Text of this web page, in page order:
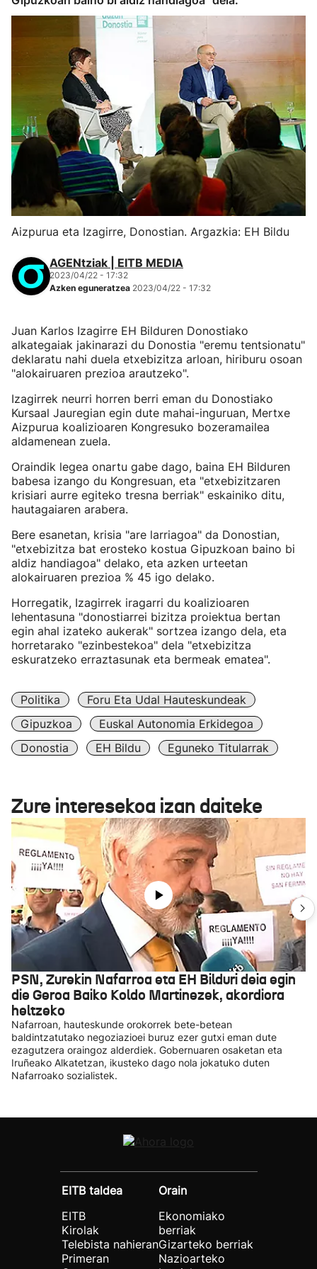
Aizpurua eta Izagirre, Donostian. Argazkia: EH Bildu
AGENtziak | EITB MEDIA
2023/04/22 - 17:32
Azken eguneratzea 2023/04/22 - 17:32
Juan Karlos Izagirre EH Bilduren Donostiako
alkategaiak jakinarazi du Donostia "eremu tentsionatu"
deklaratu nahi duela etxebizitza arloan, hiriburu osoan
"alokairuaren prezioa arautzeko".
Izagirrek neurri horren berri eman du Donostiako
Kursaal Jauregian egin dute mahai-inguruan, Mertxe
Aizpurua koalizioaren Kongresuko bozeramailea
aldamenean zuela.
Oraindik legea onartu gabe dago, baina EH Bilduren
babesa izango du Kongresuan, eta "etxebizitzaren
krisiari aurre egiteko tresna berriak" eskainiko ditu,
hautagaiaren arabera.
Bere esanetan, krisia "are larriagoa" da Donostian,
"etxebizitza bat erosteko kostua Gipuzkoan baino bi
aldiz handiagoa" delako, eta azken urteetan
alokairuaren prezioa % 45 igo delako.
Horregatik, Izagirrek iragarri du koalizioaren
lehentasuna "donostiarrei bizitza proiektua bertan
egin ahal izateko aukerak" sortzea izango dela, eta
horretarako "ezinbestekoa" dela "etxebizitza
eskuratzeko erraztasunak eta bermeak ematea".
Politika
Foru Eta Udal Hauteskundeak
Gipuzkoa
Euskal Autonomia Erkidegoa
Donostia
EH Bildu Eguneko Titularrak
Zure interesekoa izan daiteke
PSN, Zurekin Nafarroa eta EH Bilduri deia egin
die Geroa Baiko Koldo Martinezek, akordiora
heltzeko
Nafarroan, hauteskunde orokorrek bete-betean
baldintzatutako negoziazioei buruz ezer gutxi eman dute
ezagutzera oraingoz alderdiek. Gobernuaren osaketan eta
Iruñeako Alkatetzan, ikusteko dago nola jokatuko duten
Nafarroako sozialistek.
EITB taldea
EITB
Kirolak
Telebista nahieran
Primeran
Orain
Ekonomiako
berriak
Gizarteko berriak
Nazioarteko